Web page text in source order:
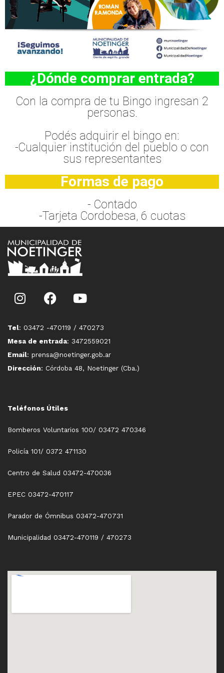
¿Dónde comprar entrada?
Con la compra de tu Bingo ingresan 2
personas.
Podés adquirir el bingo en:
-Cualquier institución del pueblo o con
sus representantes
Formas de pago
- Contado
-Tarjeta Cordobesa, 6 cuotas
Tel: 03472 -470119 / 470273
Mesa de entrada: 3472559021
Email: prensa@noetinger.gob.ar
Dirección: Córdoba 48, Noetinger (Cba.)
Teléfonos Útiles
Bomberos Voluntarios 100/ 03472 470346
Policía 101/ 0372 471130
Centro de Salud 03472-470036
EPEC 03472-470117
Parador de Ómnibus 03472-470731
Municipalidad 03472-470119 / 470273